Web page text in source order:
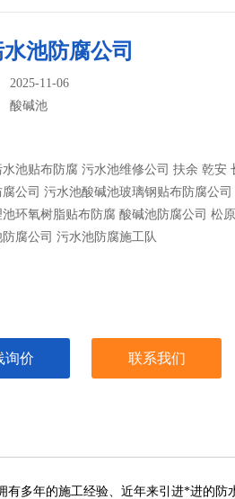
池防腐公司
2025-11-06
酸碱池
池贴布防腐 污水池维修公司 扶余 乾安
公司 污水池酸碱池玻璃钢贴布防腐公
环氧树脂贴布防腐 酸碱池防腐公司 松
腐公司 污水池防腐施工队
询价 联系我们
多年的施工经验、近年来引进*进的防